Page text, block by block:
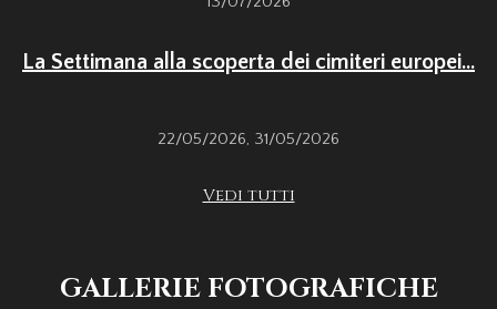
La Settimana alla scoperta dei cimiteri europei...
22/05/2026, 31/05/2026
Vedi tutti
GALLERIE FOTOGRAFICHE